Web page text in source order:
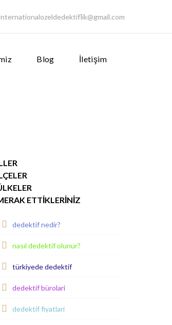
internationalozeldedektiflik@gmail.com
Blog İletişim
ETTIKLERINIZ
dedektif nedir?
nasıl dedektif olunur?
türkiyede dedektif
dedektif bürolari
dedektif fiyatlari